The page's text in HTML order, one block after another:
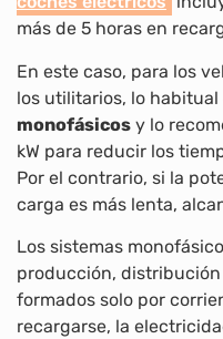
más de 5 horas en
En este caso, para los
los utilitarios, lo habitual
monofásicos y lo
kW para reducir los
Por el contrario, si la
carga es más lenta,
Los sistemas
producción,
formados solo por
recargarse, la